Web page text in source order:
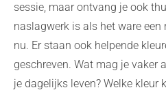
sessie, maar ontvang je ook
naslagwerk is als het ware
nu. Er staan ook helpende
geschreven. Wat mag je vaker
je dagelijks leven? Welke kleur